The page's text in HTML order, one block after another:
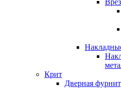
Крит
Дверная